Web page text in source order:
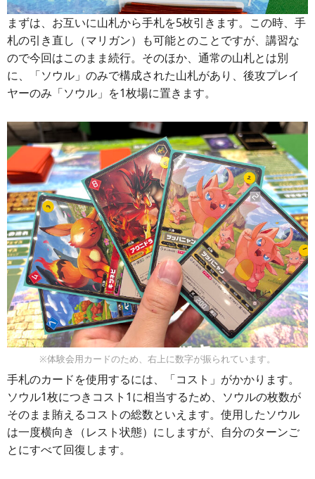
まずは、お互いに山札から手札を5枚引きます。この時、手
札の引き直し（マリガン）も可能とのことですが、講習な
ので今回はこのまま続行。そのほか、通常の山札とは別
に、「ソウル」のみで構成された山札があり、後攻プレイ
ヤーのみ「ソウル」を1枚場に置きます。
※体験会用カードのため、右上に数字が振られています。
手札のカードを使用するには、「コスト」がかかります。
ソウル1枚につきコスト1に相当するため、ソウルの枚数が
そのまま賄えるコストの総数といえます。使用したソウル
は一度横向き（レスト状態）にしますが、自分のターンご
とにすべて回復します。